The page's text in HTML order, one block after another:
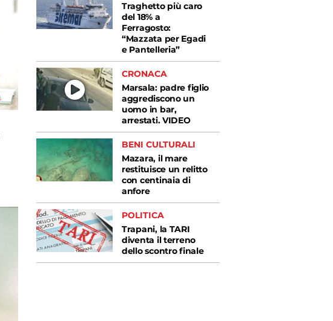
Traghetto più caro
del 18% a
Ferragosto:
“Mazzata per Egadi
e Pantelleria”
CRONACA
Marsala: padre figlio
aggrediscono un
uomo in bar,
arrestati. VIDEO
BENI CULTURALI
Mazara, il mare
restituisce un relitto
con centinaia di
anfore
POLITICA
Trapani, la TARI
diventa il terreno
dello scontro finale